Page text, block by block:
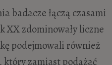
badacze łączą czasami
XX zdominowały liczne
podejmowali również
zamiast podążać